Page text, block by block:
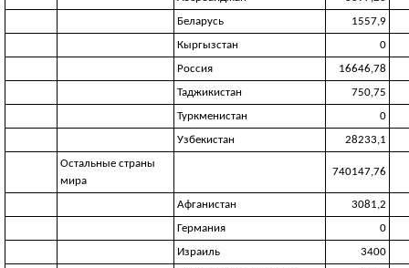
Беларусь
1557,9
Кыргызстан
0
Россия
16646,78
Таджикистан
750,75
Туркменистан
0
Узбекистан
28233,1
Остальные страны
мира
740147,76
Афганистан
3081,2
Германия
0
Израиль
3400